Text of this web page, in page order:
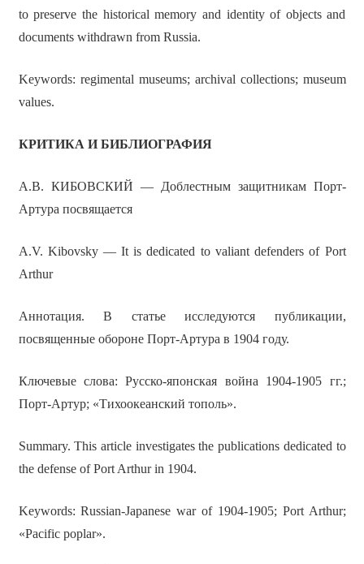
to preserve the historical memory and identity of objects and
documents withdrawn from Russia.
Keywords: regimental museums; archival collections; museum
values.
КРИТИКА И БИБЛИОГРАФИЯ
А.В. КИБОВСКИЙ — Доблестным защитникам Порт-
Артура посвящается
A.V. Kibovsky — It is dedicated to valiant defenders of Port
Arthur
Аннотация. В статье исследуются публикации,
посвященные обороне Порт-Артура в 1904 году.
Ключевые слова: Русско-японская война 1904-1905 гг.;
Порт-Артур; «Тихоокеанский тополь».
Summary. This article investigates the publications dedicated to
the defense of Port Arthur in 1904.
Keywords: Russian-Japanese war of 1904-1905; Port Arthur;
«Pacific poplar».